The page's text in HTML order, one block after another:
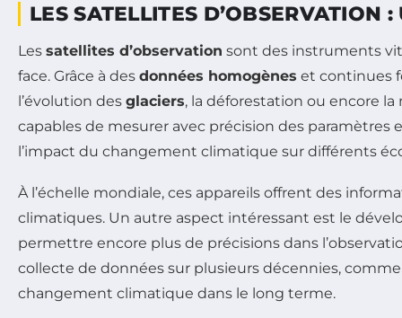
LES SATELLITES D’OBSERVATION
Les satellites d’observation sont des instruments
face. Grâce à des données homogènes et continues
l’évolution des glaciers, la déforestation ou encore
capables de mesurer avec précision des paramètres
l’impact du changement climatique sur différents
À l’échelle mondiale, ces appareils offrent des
climatiques. Un autre aspect intéressant est le
permettre encore plus de précisions dans
collecte de données sur plusieurs décennies, comme
changement climatique dans le long terme.